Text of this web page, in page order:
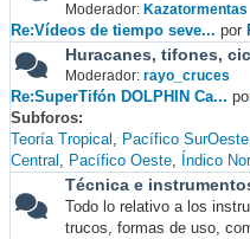
Moderador: Kazatormentas
Re:Vídeos de tiempo seve... por
Huracanes, tifones,
Moderador: rayo_cruces
Re:SuperTifón DOLPHIN Ca...
Subforos
Teoría Tropical
Pacífico SurOeste
Central
Pacífico Oeste Índico
Técnica e
Todo lo relativo a los
trucos, formas de uso,